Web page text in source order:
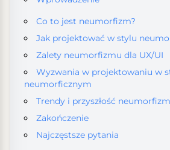
Co to jest neumorfizm?
Jak projektować w stylu
Zalety neumorfizmu dla UX/UI
Wyzwania w projektowaniu w
neumorficznym
Trendy i przyszłość
Zakończenie
Najczęstsze pytania